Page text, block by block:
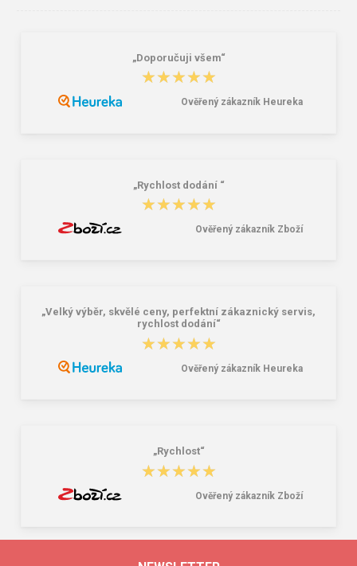
„Doporučuji všem“
★★★★★
★★★★★
Ověřený zákazník Heureka
„Rychlost dodání “
★★★★★
★★★★★
Ověřený zákazník Zboží
„Velký výběr, skvělé ceny, perfektní zákaznický servis,
rychlost dodání“
★★★★★
★★★★★
Ověřený zákazník Heureka
„Rychlost“
★★★★★
★★★★★
Ověřený zákazník Zboží